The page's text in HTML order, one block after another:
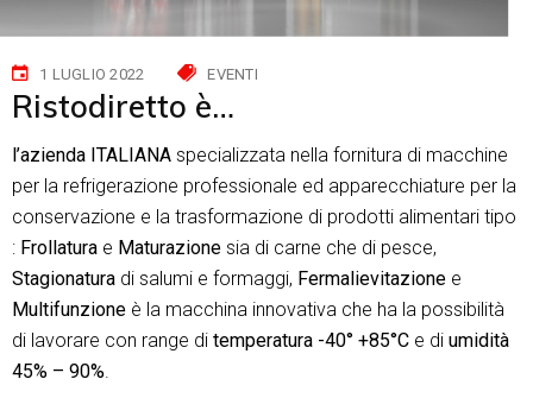
1 LUGLIO 2022 EVENTI
Ristodiretto è…
l’azienda ITALIANA specializzata nella fornitura di macchine
per la refrigerazione professionale ed apparecchiature per la
conservazione e la trasformazione di prodotti alimentari tipo
: Frollatura e Maturazione sia di carne che di pesce,
Stagionatura di salumi e formaggi, Fermalievitazione e
Multifunzione è la macchina innovativa che ha la possibilità
di lavorare con range di temperatura -40° +85°C e di umidità
45% – 90%.